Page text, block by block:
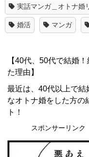
実話マンガ＿オトナ婚
婚活 マンガ
【40代、50代で結婚
た理由】
最近は、40代以上で結
なオトナ婚をした方の
ト！
スポンサーリンク